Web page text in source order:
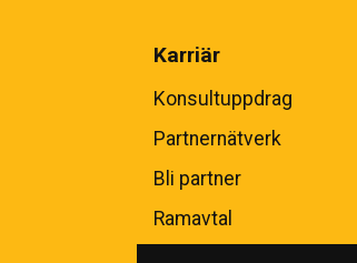
Karriär
Konsultuppdrag
Partnernätverk
Bli partner
Ramavtal